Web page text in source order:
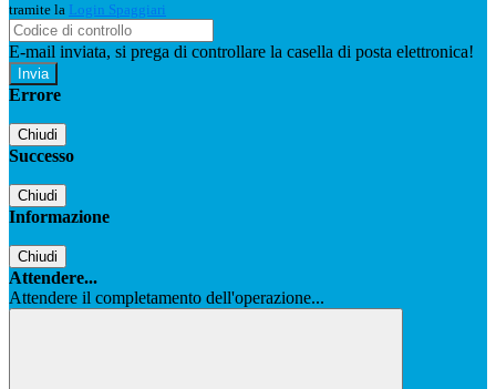
tramite la Login Spaggiari
E-mail inviata, si prega di controllare la casella di posta elettronica!
Errore
Chiudi
Successo
Chiudi
Informazione
Chiudi
Attendere...
Attendere il completamento dell'operazione...